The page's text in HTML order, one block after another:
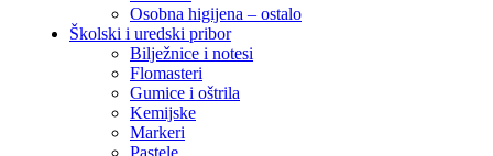
Osobna higijena – ostalo
Školski i uredski pribor
Bilježnice i notesi
Flomasteri
Gumice i oštrila
Kemijske
Markeri
Pastele